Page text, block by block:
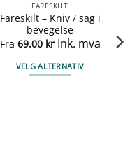
FARESKILT
Fareskilt – Kniv / sag i
bevegelse
Fra 69.00 kr Ink. mva
VELG ALTERNATIV